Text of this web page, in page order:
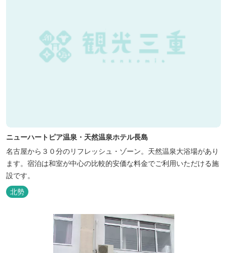
ニューハートピア温泉・天然温泉ホテル長島
名古屋から３０分のリフレッシュ・ゾーン。天然温泉大浴場があり
ます。宿泊は和室が中心の比較的安価な料金でご利用いただける施
設です。
北勢